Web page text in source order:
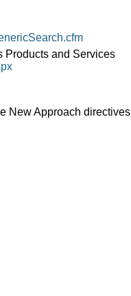
Products and Services
New Approach directives